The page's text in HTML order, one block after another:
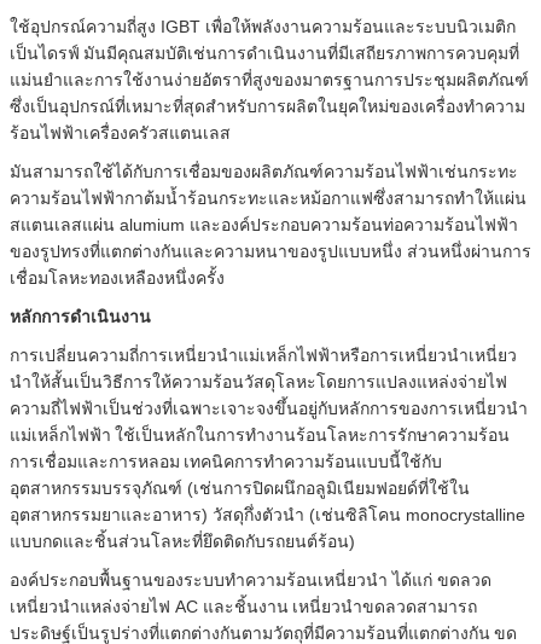
ใช้อุปกรณ์ความถี่สูง IGBT เพื่อให้พลังงานความร้อนและระบบนิวเมติก
เป็นไดรฟ์ มันมีคุณสมบัติเช่นการดำเนินงานที่มีเสถียรภาพการควบคุมที่
แม่นยำและการใช้งานง่ายอัตราที่สูงของมาตรฐานการประชุมผลิตภัณฑ์
ซึ่งเป็นอุปกรณ์ที่เหมาะที่สุดสำหรับการผลิตในยุคใหม่ของเครื่องทำความ
ร้อนไฟฟ้าเครื่องครัวสแตนเลส
มันสามารถใช้ได้กับการเชื่อมของผลิตภัณฑ์ความร้อนไฟฟ้าเช่นกระทะ
ความร้อนไฟฟ้ากาต้มน้ำร้อนกระทะและหม้อกาแฟซึ่งสามารถทำให้แผ่น
สแตนเลสแผ่น alumium และองค์ประกอบความร้อนท่อความร้อนไฟฟ้า
ของรูปทรงที่แตกต่างกันและความหนาของรูปแบบหนึ่ง ส่วนหนึ่งผ่านการ
เชื่อมโลหะทองเหลืองหนึ่งครั้ง
หลักการดำเนินงาน
การเปลี่ยนความถี่การเหนี่ยวนำแม่เหล็กไฟฟ้าหรือการเหนี่ยวนำเหนี่ยว
นำให้สั้นเป็นวิธีการให้ความร้อนวัสดุโลหะโดยการแปลงแหล่งจ่ายไฟ
ความถี่ไฟฟ้าเป็นช่วงที่เฉพาะเจาะจงขึ้นอยู่กับหลักการของการเหนี่ยวนำ
แม่เหล็กไฟฟ้า ใช้เป็นหลักในการทำงานร้อนโลหะการรักษาความร้อน
การเชื่อมและการหลอม เทคนิคการทำความร้อนแบบนี้ใช้กับ
อุตสาหกรรมบรรจุภัณฑ์ (เช่นการปิดผนึกอลูมิเนียมฟอยด์ที่ใช้ใน
อุตสาหกรรมยาและอาหาร) วัสดุกึ่งตัวนำ (เช่นซิลิโคน monocrystalline
แบบกดและชิ้นส่วนโลหะที่ยึดติดกับรถยนต์ร้อน)
องค์ประกอบพื้นฐานของระบบทำความร้อนเหนี่ยวนำ ได้แก่ ขดลวด
เหนี่ยวนำแหล่งจ่ายไฟ AC และชิ้นงาน เหนี่ยวนำขดลวดสามารถ
ประดิษฐ์เป็นรูปร่างที่แตกต่างกันตามวัตถุที่มีความร้อนที่แตกต่างกันขด